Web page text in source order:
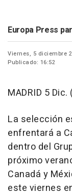
Europa Press
Viernes, 5 diciembre
Publicado: 16:52
MADRID 5 Dic.
La selección
enfrentará a
dentro del
próximo
Canadá y
este viernes